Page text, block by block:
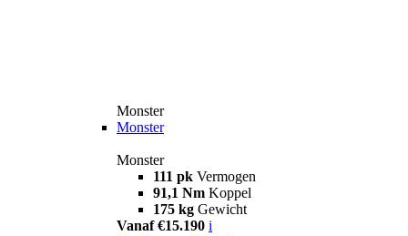
Monster
Monster
Monster
111 pk Vermogen
91,1 Nm Koppel
175 kg Gewicht
Vanaf €15.190 i